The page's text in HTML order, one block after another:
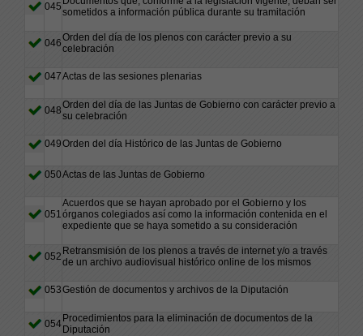
045sometidos a información pública durante su tramitación
046Orden del día de los plenos con carácter previo a su
celebración
047Actas de las sesiones plenarias
048Orden del día de las Juntas de Gobierno con carácter previo a
su celebración
049Orden del día Histórico de las Juntas de Gobierno
050Actas de las Juntas de Gobierno
051
Acuerdos que se hayan aprobado por el Gobierno y los
órganos colegiados así como la información contenida en el
expediente que se haya sometido a su consideración
052 Retransmisión de los plenos a través de internet y/o a través
de un archivo audiovisual histórico online de los mismos
053Gestión de documentos y archivos de la Diputación
054Procedimientos para la eliminación de documentos de la
Diputación